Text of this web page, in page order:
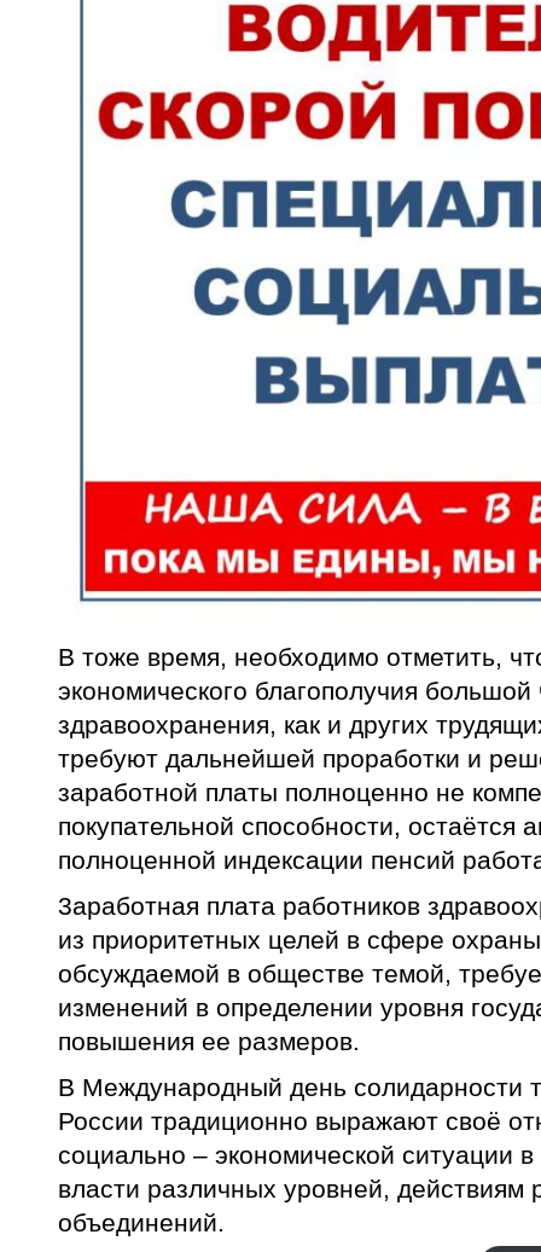
В тоже время, необходимо отметить,
экономического благополучия большой
здравоохранения, как и других
требуют дальнейшей проработки и
заработной платы полноценно не
покупательной способности, остаётся
полноценной индексации пенсий
3аработная плата работников
из приоритетных целей в сфере
обсуждаемой в обществе темой,
изменений в определении уровня
повышения ее размеров.
В Международный день солидарности
России традиционно выражают своё
социально – экономической ситуации
власти различных уровней, действиям
объединений.